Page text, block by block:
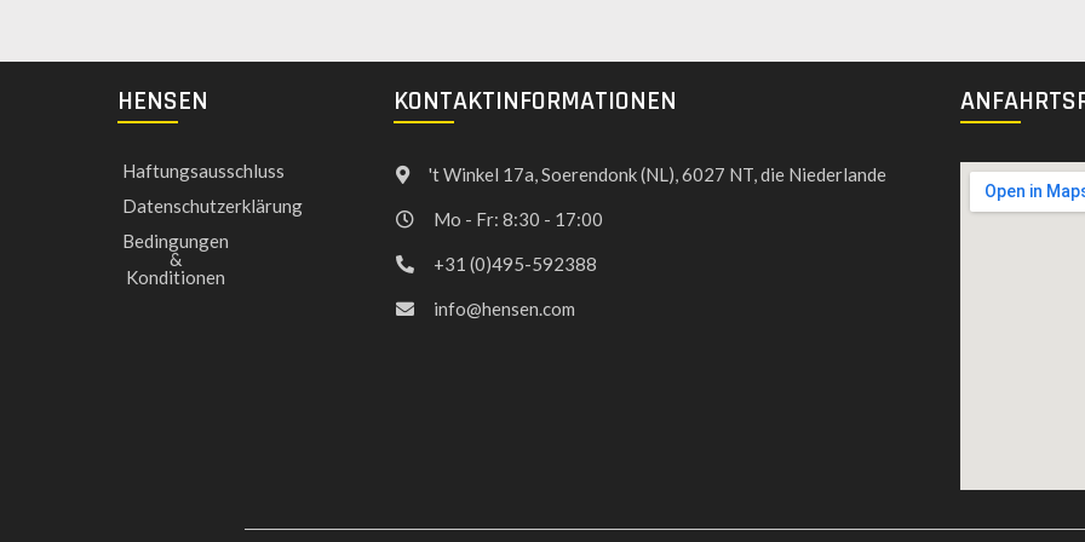
HENSEN
Haftungsausschluss
Datenschutzerklärung
Bedingungen
&
Konditionen
KONTAKTINFORMATIONEN
't Winkel 17a, Soerendonk (NL), 6027 NT, die Niederlande
Mo - Fr: 8:30 - 17:00
+31 (0)495-592388
info@hensen.com